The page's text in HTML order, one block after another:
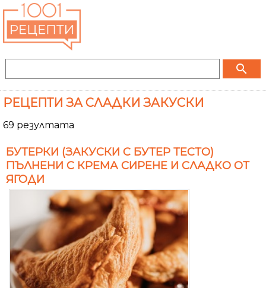
search
РЕЦЕПТИ ЗА СЛАДКИ ЗАКУСКИ
69 резултата
БУТЕРКИ (ЗАКУСКИ С БУТЕР ТЕСТО)
ПЪЛНЕНИ С КРЕМА СИРЕНЕ И СЛАДКО ОТ
ЯГОДИ